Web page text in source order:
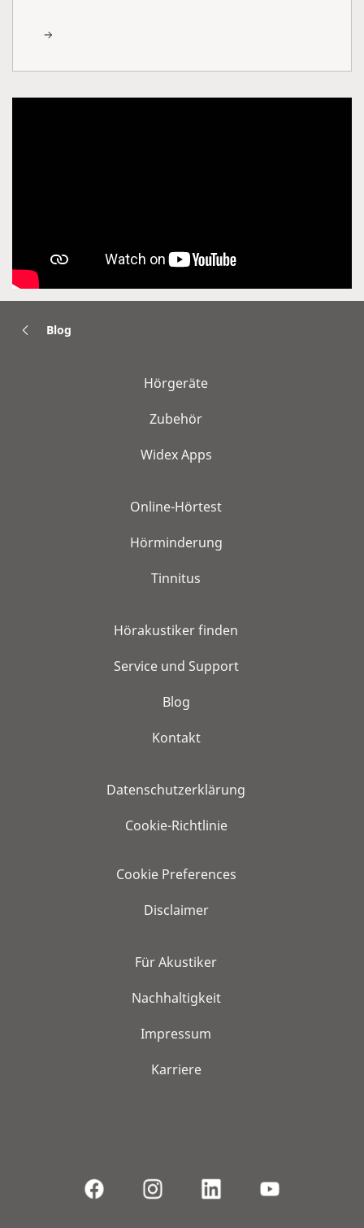
Blog
Hörgeräte
Zubehör
Widex Apps
Online-Hörtest
Hörminderung
Tinnitus
Hörakustiker finden
Service und Support
Blog
Kontakt
Datenschutzerklärung
Cookie-Richtlinie
Cookie Preferences
Disclaimer
Für Akustiker
Nachhaltigkeit
Impressum
Karriere